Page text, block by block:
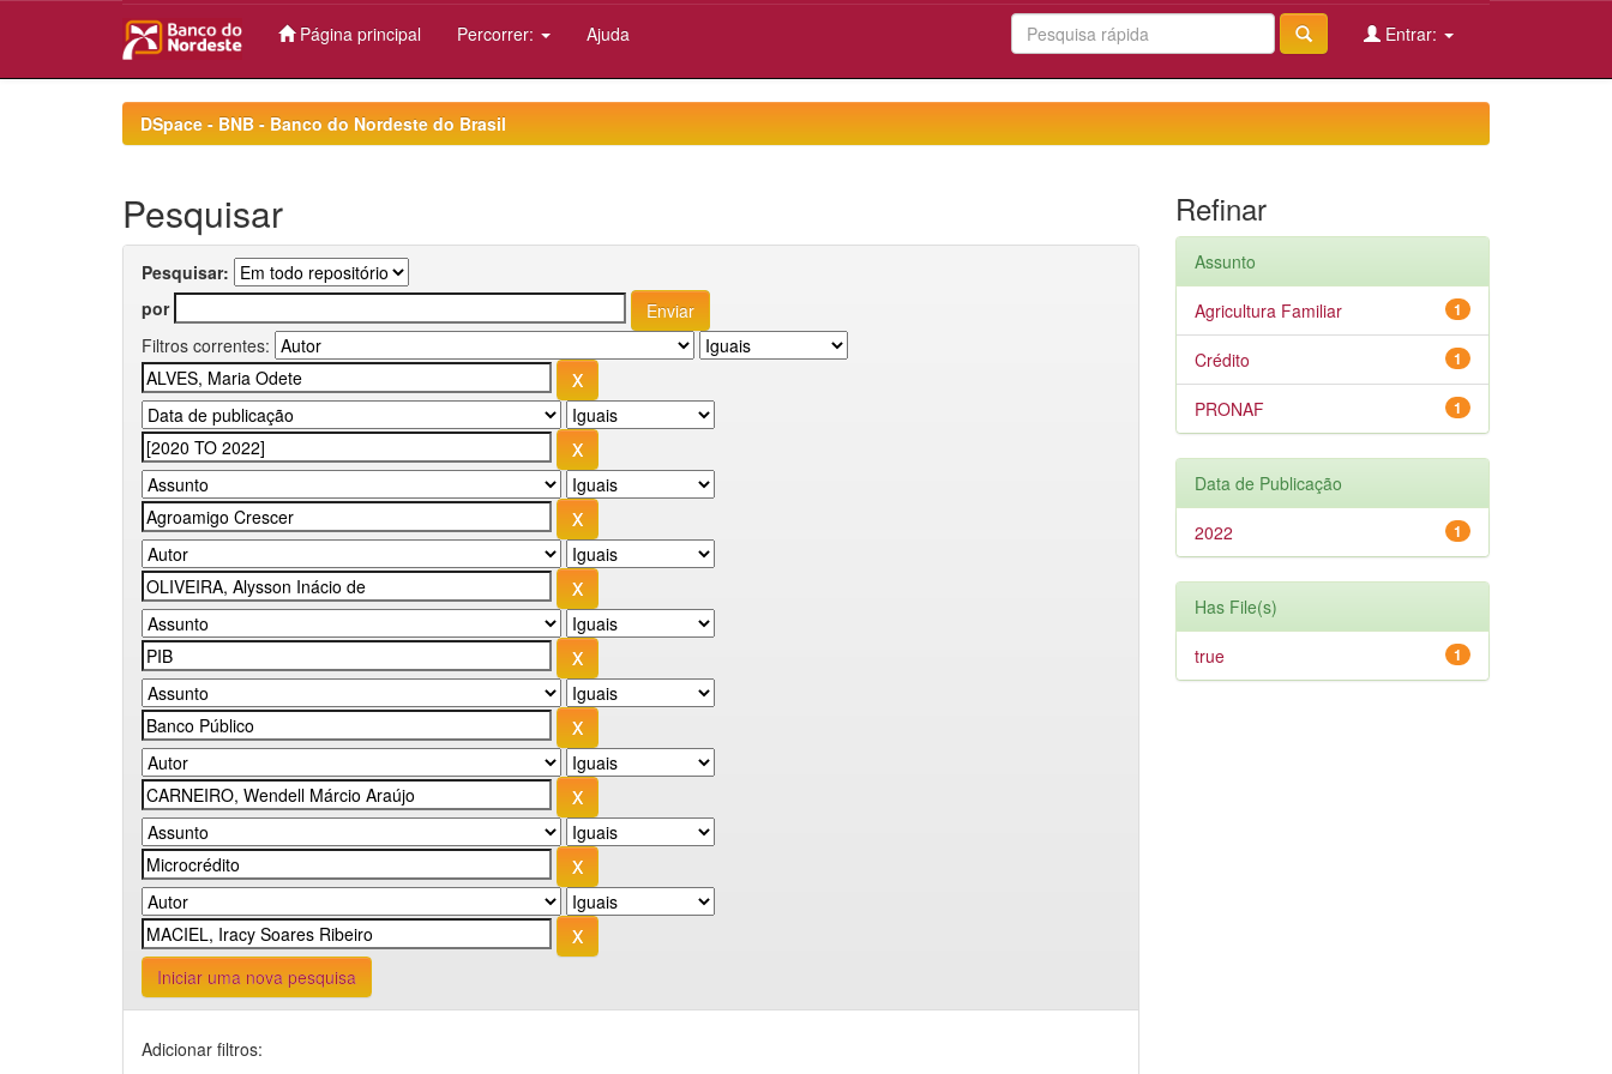
Página principal Percorrer: Ajuda Entrar:
DSpace - BNB - Banco do Nordeste do Brasil
Pesquisar
Pesquisar:
por
Filtros correntes:
Iniciar uma nova pesquisa
Adicionar filtros:
Refinar
Assunto
1
Agricultura Familiar
1
Crédito
1
PRONAF
Data de Publicação
1
2022
Has File(s)
1
true